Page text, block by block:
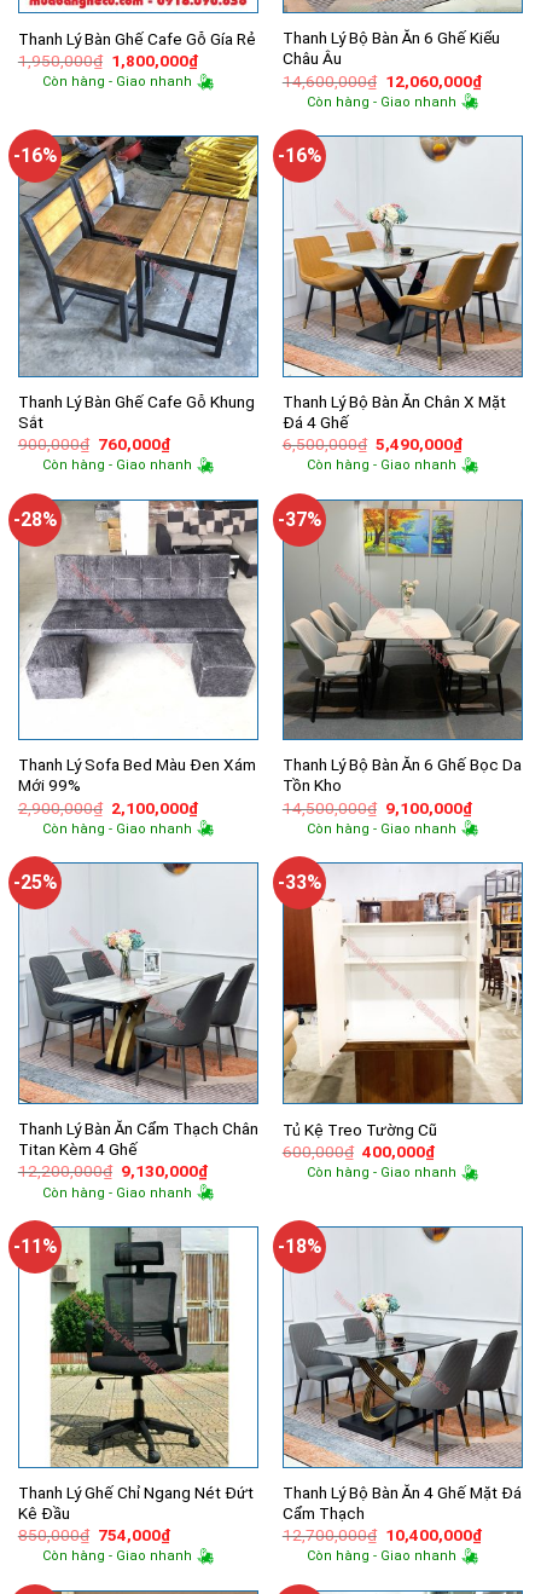
Thanh Lý Bàn Ghế Cafe Gỗ Gía Rẻ
1,950,000₫ Giá
gốc
là:
1,800,000₫Giá
hiện
tại
Còn hàng - Giao nhanh
Thanh Lý Bộ Bàn Ăn 6 Ghế Kiểu
Châu Âu
14,600,000₫ Giá
gốc
là:
12,060,000₫Giá
hiện
Còn hàng - Giao nhanh
-16%
Thanh Lý Bàn Ghế Cafe Gỗ Khung
Sắt
900,000₫ Giá
gốc
là:
760,000₫Giá
hiện
tại
760,000₫.
Còn hàng - Giao nhanh
-16%
Thanh Lý Bộ Bàn Ăn Chân X Mặt
Đá 4 Ghế
6,500,000₫ Giá
gốc
là:
5,490,000₫Giá
hiện
tại
Còn hàng - Giao nhanh
-28%
Thanh Lý Sofa Bed Màu Đen Xám
Mới 99%
2,900,000₫ Giá
gốc
là:
2,100,000₫Giá
hiện
tại
2,100,000₫.
Còn hàng - Giao nhanh
-37%
Thanh Lý Bộ Bàn Ăn 6 Ghế Bọc Da
Tồn Kho
14,500,000₫ Giá
gốc
là:
9,100,000₫Giá
hiện
tại
Còn hàng - Giao nhanh
-25%
Thanh Lý Bàn Ăn Cẩm Thạch Chân
Titan Kèm 4 Ghế
12,200,000₫ Giá
gốc
là:
9,130,000₫Giá
hiện
tại
9,130,000₫.
Còn hàng - Giao nhanh
-33%
Tủ Kệ Treo Tường Cũ
600,000₫ Giá
gốc
là:
400,000₫Giá
hiện
tại
Còn hàng - Giao nhanh
-11%
Thanh Lý Ghế Chỉ Ngang Nét Đứt
Kê Đầu
850,000₫ Giá
gốc
là:
754,000₫Giá
hiện
tại
Còn hàng - Giao nhanh
-18%
Thanh Lý Bộ Bàn Ăn 4 Ghế Mặt Đá
Cẩm Thạch
12,700,000₫ Giá
gốc
là:
10,400,000₫Giá
hiện
Còn hàng - Giao nhanh